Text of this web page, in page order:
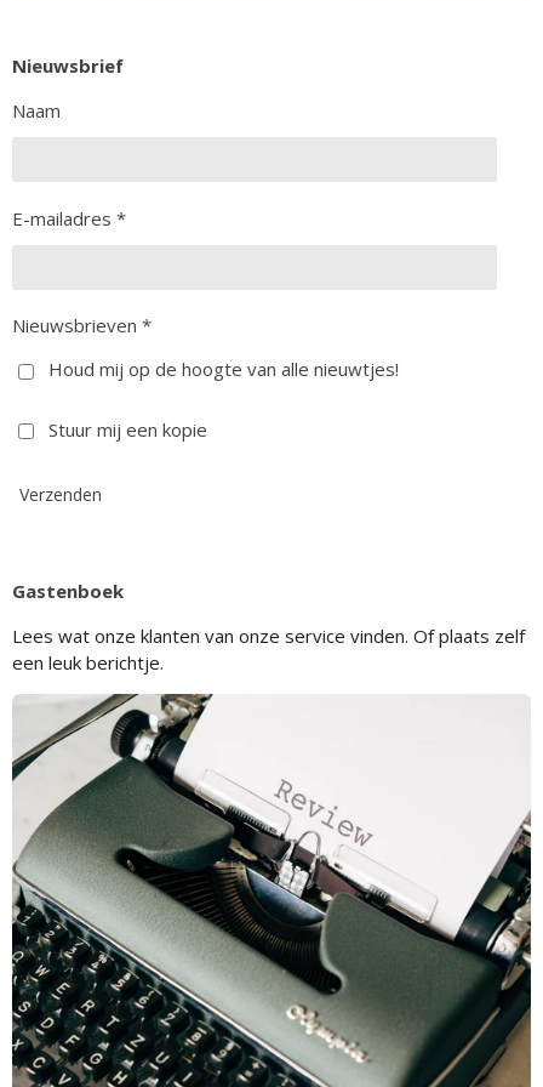
Nieuwsbrief
Naam
E-mailadres *
Nieuwsbrieven *
Houd mij op de hoogte van alle nieuwtjes!
Stuur mij een kopie
Verzenden
Gastenboek
Lees wat onze klanten van onze service vinden. Of plaats zelf
een leuk berichtje.